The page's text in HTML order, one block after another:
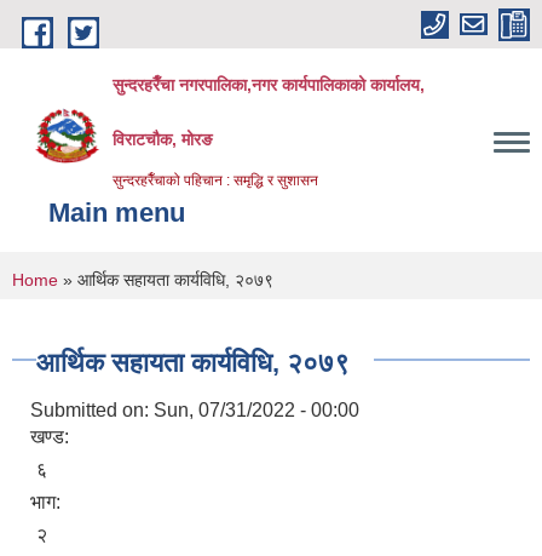
Skip to main content
सुन्दरहरैँचा नगरपालिका,नगर कार्यपालिकाको कार्यालय,
विराटचौक, मोरङ
सुन्दरहरैँचाको पहिचान : समृद्धि र सुशासन
Main menu
You are here
Home » आर्थिक सहायता कार्यविधि, २०७९
आर्थिक सहायता कार्यविधि, २०७९
Submitted on: Sun, 07/31/2022 - 00:00
खण्ड:
६
भाग:
२